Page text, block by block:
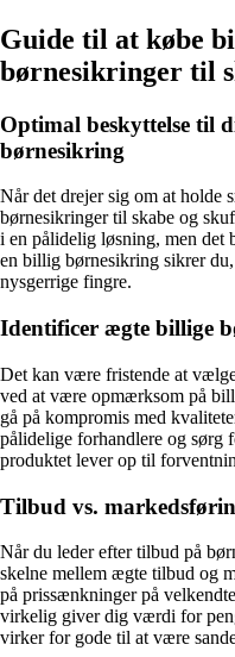
Guide til at købe
børnesikringer til
Optimal beskyttelse til
børnesikring
Når det drejer sig om at holde
børnesikringer til skabe og
i en pålidelig løsning, men det
en billig børnesikring sikrer
nysgerrige fingre.
Identificer ægte billige
Det kan være fristende at
ved at være opmærksom på
gå på kompromis med
pålidelige forhandlere og sørg
produktet lever op til
Tilbud vs.
Når du leder efter tilbud på
skelne mellem ægte tilbud og
på prissænkninger på
virkelig giver dig værdi for
virker for gode til at være